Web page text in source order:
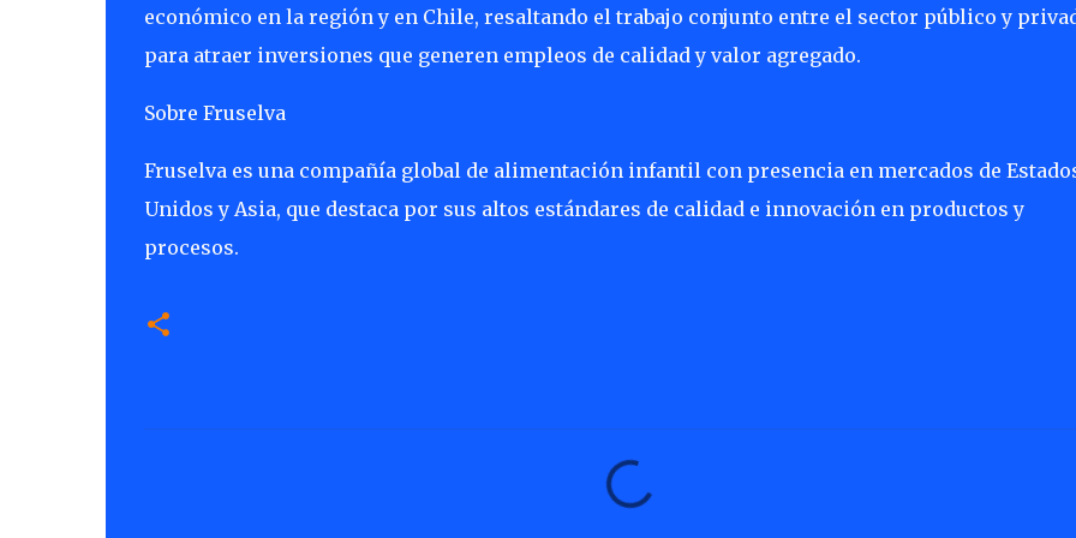
económico en la región y en Chile, resaltando el trabajo conjunto entre el sector público y
para atraer inversiones que generen empleos de calidad y valor agregado.
Sobre Fruselva
Fruselva es una compañía global de alimentación infantil con presencia en mercados de
Unidos y Asia, que destaca por sus altos estándares de calidad e innovación en productos y
procesos.